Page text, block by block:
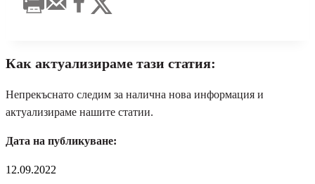
Как актуализираме тази статия:
Непрекъснато следим за налична нова информация и
актуализираме нашите статии.
Дата на публикуване:
12.09.2022